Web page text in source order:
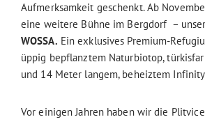
Aufmerksamkeit geschenkt. Ab
eine weitere Bühne im Bergdorf –
WOSSA. Ein exklusives Premium-
üppig bepflanztem Naturbiotop,
und 14 Meter langem, beheiztem
Vor einigen Jahren haben wir die